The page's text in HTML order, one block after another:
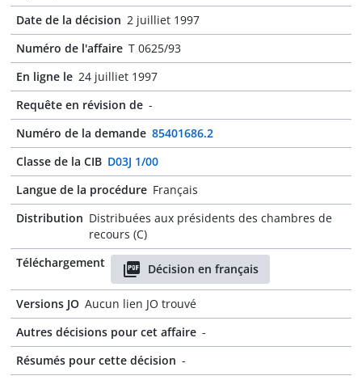
Date de la décision 2 juilliet 1997
Numéro de l'affaire T 0625/93
En ligne le 24 juilliet 1997
Requête en révision de -
Numéro de la demande 85401686.2
Classe de la CIB D03J 1/00
Langue de la procédure Français
Distribution Distribuées aux présidents des chambres de
recours (C)
Téléchargement
Décision en français
Versions JO Aucun lien JO trouvé
Autres décisions pour cet affaire -
Résumés pour cette décision -